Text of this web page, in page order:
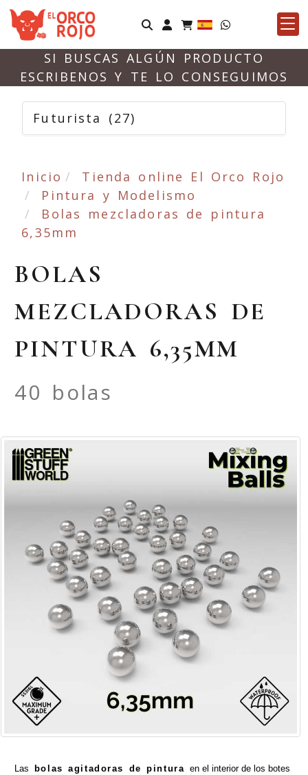
Identifícate
SI BUSCAS ALGÚN PRODUCTO
ESCRIBENOS Y TE LO CONSEGUIMOS
Futurista (27)
Inicio
Tienda online El Orco Rojo
Pintura y Modelismo
Bolas mezcladoras de pintura
6,35mm
BOLAS
MEZCLADORAS DE
PINTURA 6,35MM
40 bolas
Las bolas agitadoras de pintura en el interior de los botes